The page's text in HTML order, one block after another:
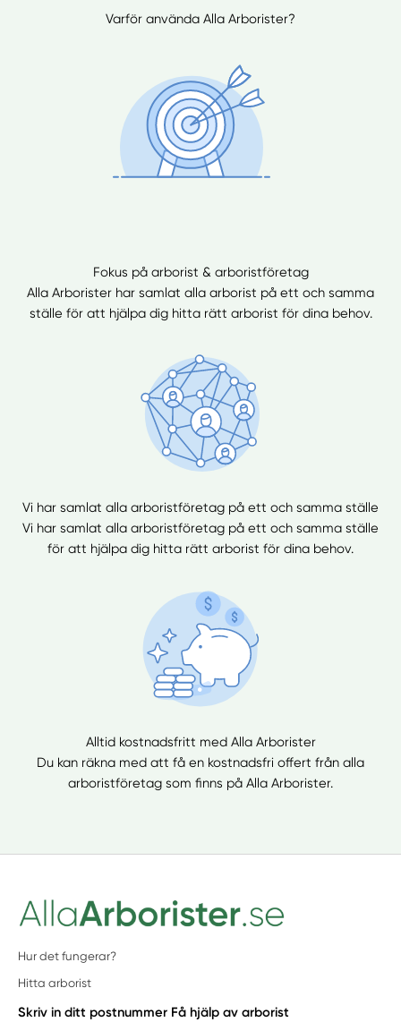
Varför använda Alla Arborister?
Fokus på arborist & arboristföretag
Alla Arborister har samlat alla arborist på ett och samma
ställe för att hjälpa dig hitta rätt arborist för dina behov.
Vi har samlat alla arboristföretag på ett och samma ställe
Vi har samlat alla arboristföretag på ett och samma ställe
för att hjälpa dig hitta rätt arborist för dina behov.
Alltid kostnadsfritt med Alla Arborister
Du kan räkna med att få en kostnadsfri offert från alla
arboristföretag som finns på Alla Arborister.
Hur det fungerar?
Hitta arborist
Skriv in ditt postnummer Få hjälp av arborist